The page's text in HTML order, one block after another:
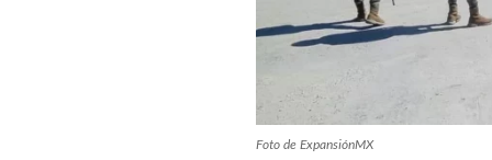
Foto de ExpansiónMX